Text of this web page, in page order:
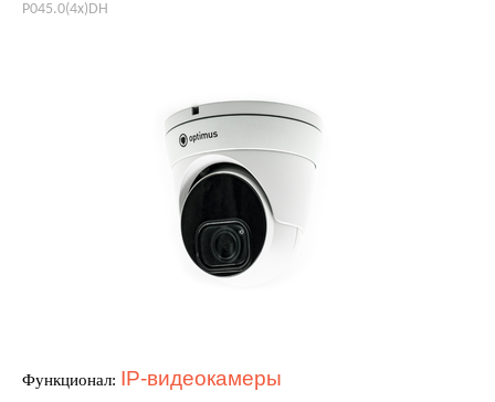
P045.0(4x)DH
Функционал: IP-видеокамеры